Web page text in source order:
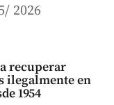
2026
recuperar
ilegalmente en
1954